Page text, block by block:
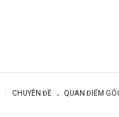
CHUYÊN ĐỀ . QUAN ĐIỂM